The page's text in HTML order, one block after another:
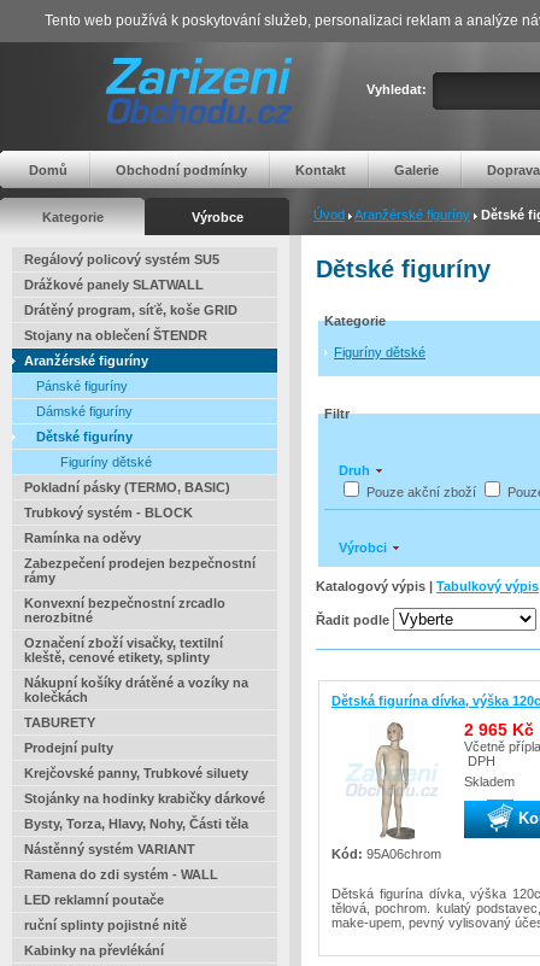
Vyhledat:
Domů Obchodní podmínky Kontakt Galerie Doprava
Kategorie Výrobce Úvod Aranžérské figuríny Dětské
Regálový policový systém SU5
Drážkové panely SLATWALL
Drátěný program, síťě, koše GRID
Stojany na oblečení ŠTENDR
Aranžérské figuríny
Pánské figuríny
Dámské figuríny
Dětské figuríny
Figuríny dětské
Pokladní pásky (TERMO, BASIC)
Trubkový systém - BLOCK
Ramínka na oděvy
Zabezpečení prodejen bezpečnostní
rámy
Konvexní bezpečnostní zrcadlo
nerozbitné
Označení zboží visačky, textilní
kleště, cenové etikety, splinty
Nákupní košíky drátěné a vozíky na
kolečkách
TABURETY
Prodejní pulty
Krejčovské panny, Trubkové siluety
Stojánky na hodinky krabičky dárkové
Bysty, Torza, Hlavy, Nohy, Části těla
Nástěnný systém VARIANT
Ramena do zdi systém - WALL
LED reklamní poutače
ruční splinty pojistné nitě
Kabinky na převlékání
Dětské figuríny
Kategorie
Figuríny dětské
Filtr
Druh
Pouze akční zboží
Výrobci
Katalogový výpis | Tabulkový výpis
Řadit podle
Dětská figurína dívka, výška
2 965 Kč
Včetně
DPH
Skladem
Kód: 95A06chrom
Dětská figurína dívka, výška
tělová, pochrom. kulatý
make-upem, pevný vylisovaný
Tento web používá k poskytování služeb, personalizaci reklam a analýze